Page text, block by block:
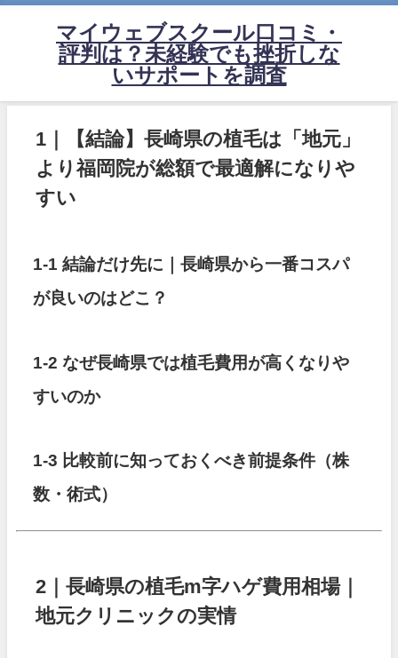
マイウェブスクール口コミ・
評判は？未経験でも挫折しな
いサポートを調査
1｜【結論】長崎県の植毛は「地元」
より福岡院が総額で最適解になりや
すい
1-1 結論だけ先に｜長崎県から一番コスパ
が良いのはどこ？
1-2 なぜ長崎県では植毛費用が高くなりや
すいのか
1-3 比較前に知っておくべき前提条件（株
数・術式）
2｜長崎県の植毛m字ハゲ費用相場｜
地元クリニックの実情